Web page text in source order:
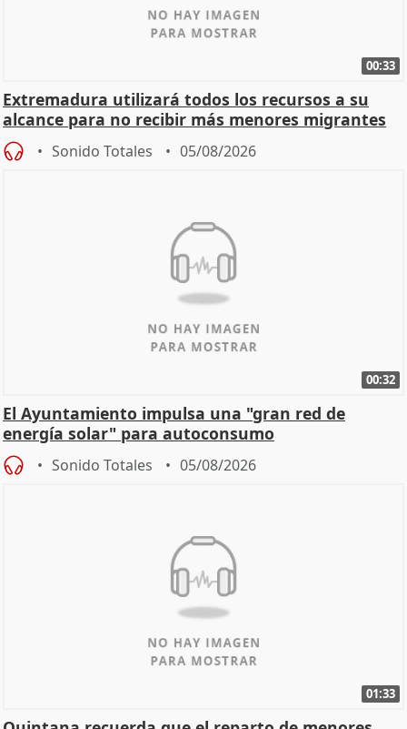
00:33
Extremadura utilizará todos los recursos a su
alcance para no recibir más menores migrantes
Sonido Totales 05/08/2026
00:32
El Ayuntamiento impulsa una "gran red de
energía solar" para autoconsumo
Sonido Totales 05/08/2026
01:33